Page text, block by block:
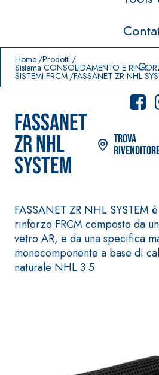
Home Prodotti
Sistema CONSOLIDAMENTO E
SISTEMI FRCM FASSANET ZR NHL
FASSANET
ZR NHL
SYSTEM
Trova
FASSANET ZR NHL SYSTEM
rinforzo FRCM composto da
vetro AR, e da una specifica
monocomponente a base di
naturale NHL 3.5
Prodotti in primo piano
RIVESTIMENTI
AQUA
ZIP ®
–
IMPERMEABILIZZA
NTI
AQUAZIP ONE PRO
Guaina